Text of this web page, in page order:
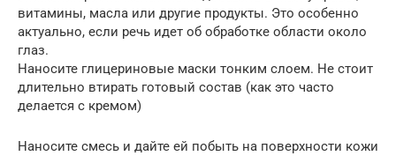
витамины, масла или другие продукты. Это особенно
актуально, если речь идет об обработке области около
глаз.
Наносите глицериновые маски тонким слоем. Не стоит
длительно втирать готовый состав (как это часто
делается с кремом)
Наносите смесь и дайте ей побыть на поверхности кожи